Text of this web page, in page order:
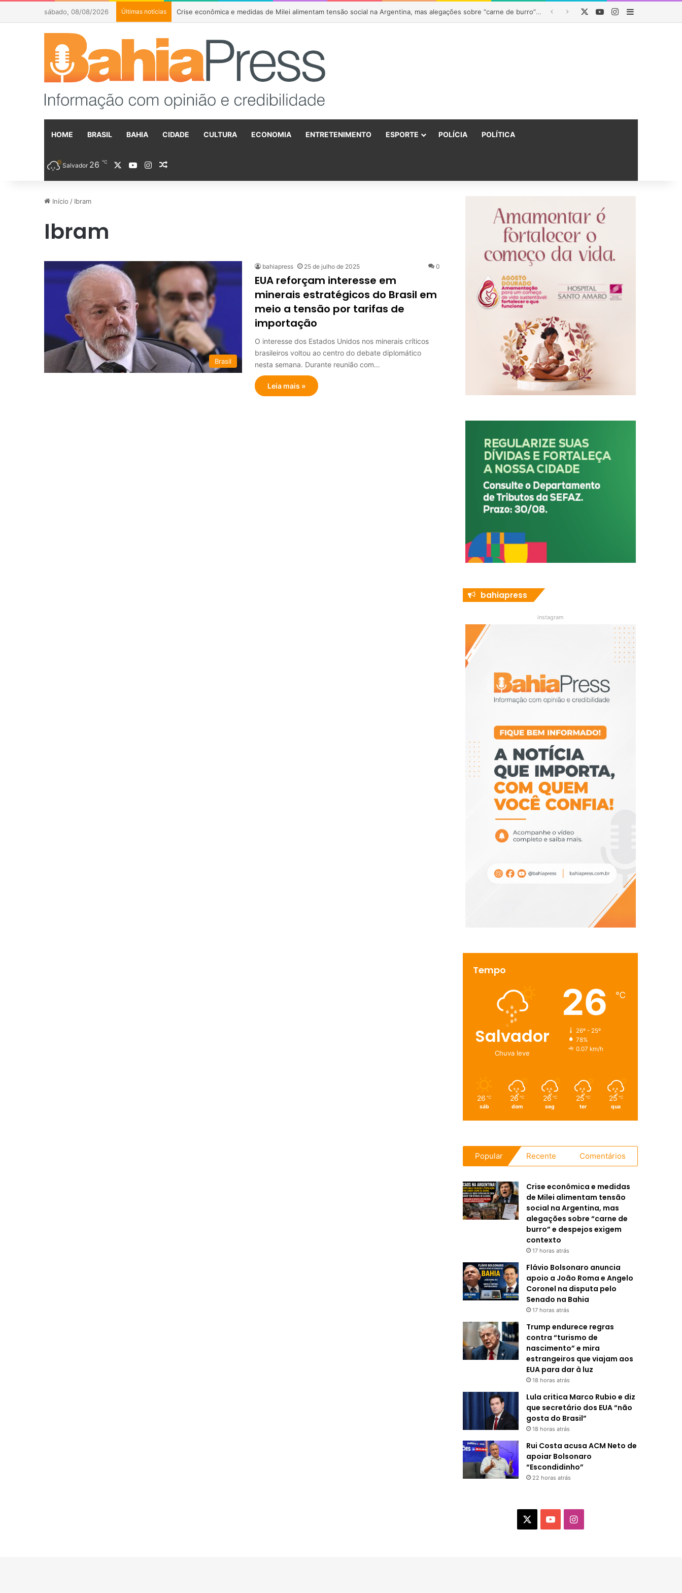
sábado, 08/08/2026 Últimas notícias Flávio Bolsonaro anuncia apoio a João Roma e Angelo Coronel na disputa pelo Senado na Bahia YouTubeInstagram
HOME BRASIL BAHIA CIDADE CULTURA ECONOMIA ENTRETENIMENTO ESPORTE POLÍCIA POLÍTICA
Salvador 26 ℃ YouTubeInstagram
Início / Ibram
Ibram
Brasil
bahiapress 25 de julho de 2025 0
EUA reforçam interesse em
minerais estratégicos do Brasil em
meio a tensão por tarifas de
importação
O interesse dos Estados Unidos nos minerais críticos
brasileiros voltou ao centro do debate diplomático
nesta semana. Durante reunião com…
Leia mais »
bahiapress
instagram
Tempo
Salvador
Chuva leve
26 ℃
26º - 25º
78%
0.07 km/h
26 ℃
sáb
26 ℃
dom
26 ℃
seg
25 ℃
ter
25 ℃
qua
Popular Recente Comentários
Crise econômica e medidas
de Milei alimentam tensão
social na Argentina, mas
alegações sobre “carne de
burro” e despejos exigem
contexto
17 horas atrás
Flávio Bolsonaro anuncia
apoio a João Roma e Angelo
Coronel na disputa pelo
Senado na Bahia
17 horas atrás
Trump endurece regras
contra “turismo de
nascimento” e mira
estrangeiros que viajam aos
EUA para dar à luz
18 horas atrás
Lula critica Marco Rubio e diz
que secretário dos EUA “não
gosta do Brasil”
18 horas atrás
Rui Costa acusa ACM Neto de
apoiar Bolsonaro
“Escondidinho”
22 horas atrás
Y
I